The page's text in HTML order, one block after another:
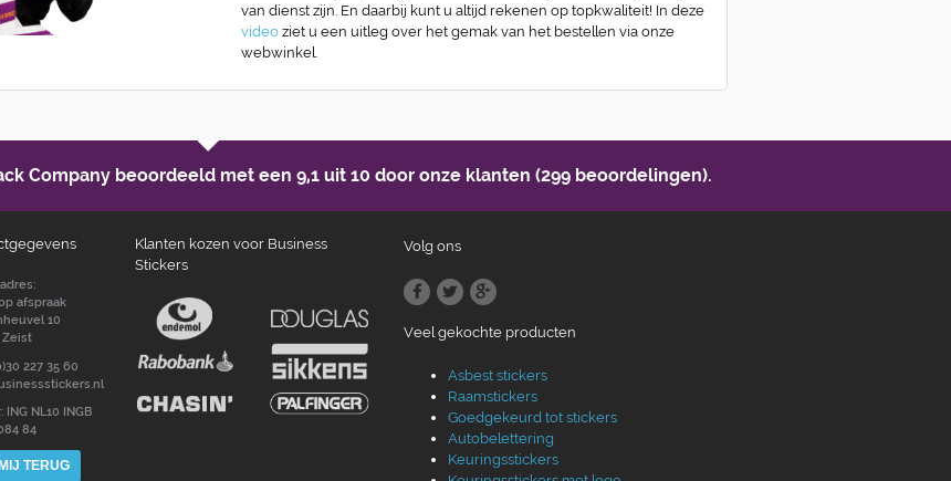
van dienst zijn. En daarbij kunt u altijd rekenen op topkwaliteit! In deze
video ziet u een uitleg over het gemak van het bestellen via onze
webwinkel.
Company beoordeeld met een 9,1 uit 10 door onze klanten (299 beoordelingen).
afspraak
10
Zeist
227 35 60
ING NL10 INGB
84
TERUG
Klanten kozen voor Business
Stickers
Volg ons
Veel gekochte producten
Asbest stickers
Raamstickers
Goedgekeurd tot stickers
Autobelettering
Keuringsstickers